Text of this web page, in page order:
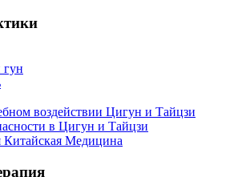
воздействии Цигун и Тайцзи
в Цигун и Тайцзи
Китайская Медицина